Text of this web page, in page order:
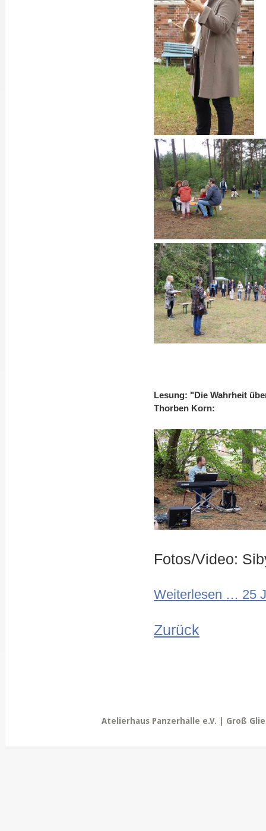
Lesung: "Die Wahrheit
Thorben Korn:
Fotos/Video:
Weiterlesen … 25
Zurück
Atelierhaus Panzerhalle e.V. | Groß